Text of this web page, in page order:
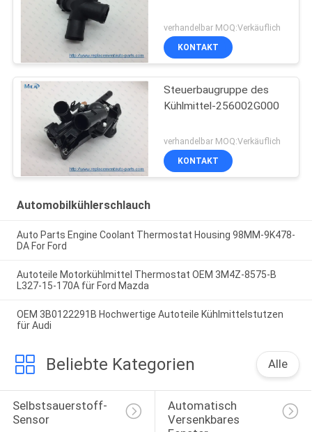
verhandelbar MOQ:Verkäuflich
KONTAKT
Steuerbaugruppe des
Kühlmittel-256002G000
verhandelbar MOQ:Verkäuflich
KONTAKT
Automobilkühlerschlauch
Auto Parts Engine Coolant Thermostat Housing 98MM-9K478-
DA For Ford
Autoteile Motorkühlmittel Thermostat OEM 3M4Z-8575-B
L327-15-170A für Ford Mazda
OEM 3B0122291B Hochwertige Autoteile Kühlmittelstutzen
für Audi
Beliebte Kategorien Alle
Selbstsauerstoff-
Sensor
Automatisch
Versenkbares